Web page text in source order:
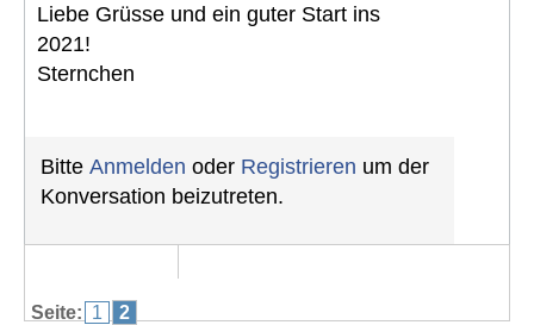
Liebe Grüsse und ein guter Start ins
2021!
Sternchen
Bitte Anmelden oder Registrieren um der
Konversation beizutreten.
Seite: 1 2